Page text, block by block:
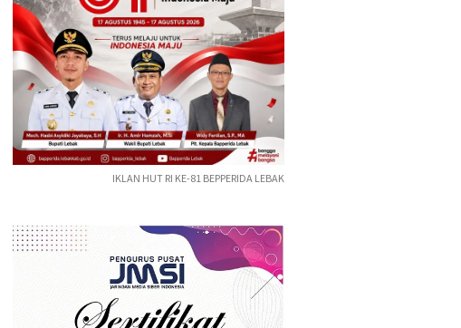
IKLAN HUT RI KE-81 BEPPERIDA LEBAK